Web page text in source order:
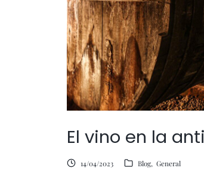
El vino en la
14/04/2023 Blog General